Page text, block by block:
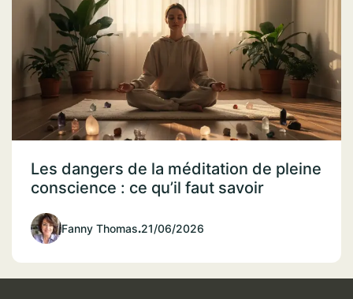
Les dangers de la méditation de pleine
conscience : ce qu’il faut savoir
Fanny Thomas.21/06/2026